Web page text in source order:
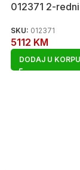
012371 2-
SKU: 012371
5112 KM
DODAJ U KORPU